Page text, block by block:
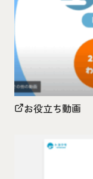
お役立ち動画